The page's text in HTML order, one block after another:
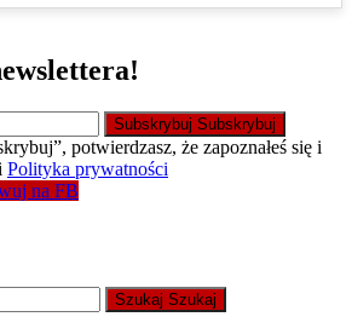
Subskrybuj Subskrybuj
potwierdzasz, że zapoznałeś się i
Polityka prywatności
na FB
Szukaj Szukaj